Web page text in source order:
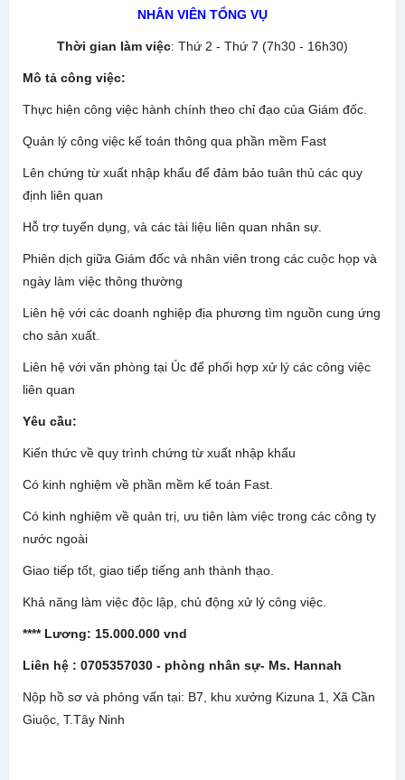
NHÂN VIÊN TỔNG VỤ
Thời gian làm việc: Thứ 2 - Thứ 7 (7h30 - 16h30)
Mô tả công việc:
Thực hiện công việc hành chính theo chỉ đạo của Giám đốc.
Quản lý công việc kế toán thông qua phần mềm Fast
Lên chứng từ xuất nhập khẩu để đảm bảo tuân thủ các quy
định liên quan
Hỗ trợ tuyển dụng, và các tài liệu liên quan nhân sự.
Phiên dịch giữa Giám đốc và nhân viên trong các cuộc họp và
ngày làm việc thông thường
Liên hệ với các doanh nghiệp địa phương tìm nguồn cung ứng
cho sản xuất.
Liên hệ với văn phòng tại Úc để phối hợp xử lý các công việc
liên quan
Yêu cầu:
Kiến thức về quy trình chứng từ xuất nhập khẩu
Có kinh nghiệm về phần mềm kế toán Fast.
Có kinh nghiệm về quản trị, ưu tiên làm việc trong các công ty
nước ngoài
Giao tiếp tốt, giao tiếp tiếng anh thành thạo.
Khả năng làm việc độc lập, chủ động xử lý công việc.
**** Lương: 15.000.000 vnd
Liên hệ : 0705357030 - phòng nhân sự- Ms. Hannah
Nộp hồ sơ và phỏng vấn tại: B7, khu xưởng Kizuna 1, Xã Cần
Giuộc, T.Tây Ninh